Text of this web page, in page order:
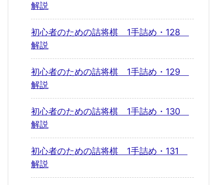
解説
初心者のための詰将棋 1手詰め・128
解説
初心者のための詰将棋 1手詰め・129
解説
初心者のための詰将棋 1手詰め・130
解説
初心者のための詰将棋 1手詰め・131
解説